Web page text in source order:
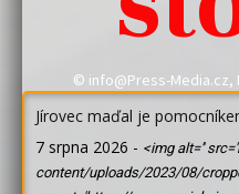
© info@Press-Media.cz,
Jírovec maďal je
7 srpna 2026 - <img alt=''
content/uploads/2023/08/